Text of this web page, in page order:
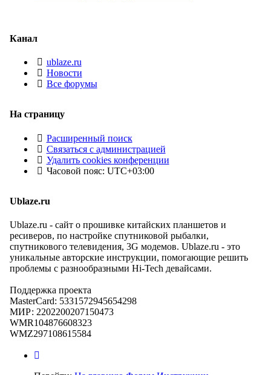
Канал
ublaze.ru
Новости
Все форумы
На страницу
Расширенный поиск
Связаться с администрацией
Удалить cookies конференции
Часовой пояс: UTC+03:00
Ublaze.ru
Ublaze.ru - сайт о прошивке китайских планшетов и
ресиверов, по настройке спутниковой рыбалки,
спутникового телевидения, 3G модемов. Ublaze.ru - это
уникальные авторские инструкции, помогающие решить
проблемы с разнообразными Hi-Tech девайсами.
Поддержка проекта
MasterCard: 5331572945654298
МИР: 2202200207150473
WMR104876608323
WMZ297108615584